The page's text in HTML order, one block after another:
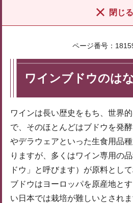
閉じる
ページ番号：
ワインブドウのは
ワインは長い歴史をもち、世界
で、そのほとんどはブドウを発
やデラウェアといった生食用品
りますが、多くはワイン専用の
ドウ」と呼びます）が原料とし
ブドウはヨーロッパを原産地と
い日本では栽培が難しいとされ